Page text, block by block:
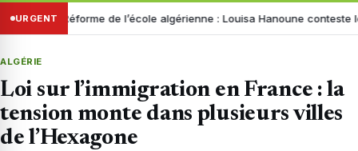
URGENT
Réforme de l’école algérienne : Louisa Hanoune conteste le projet
ALGÉRIE
Loi sur l’immigration en France : la
tension monte dans plusieurs villes
de l’Hexagone